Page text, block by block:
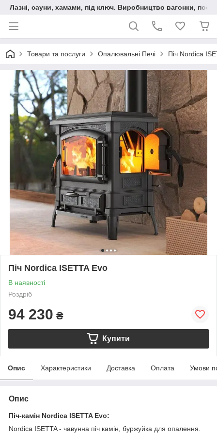
Лазні, сауни, хамами, під ключ. Виробництво вагонки,
Товари та послуги Опалювальні Печі Піч Nordica
Піч Nordica ISETTA Evo
В наявності
Роздріб
94 230 ₴
Купити
Опис Характеристики Доставка Оплата Умови
Опис
Піч-камін Nordica ISETTA Evo:
Nordica ISETTA - чавунна піч камін, буржуйка для опалення.